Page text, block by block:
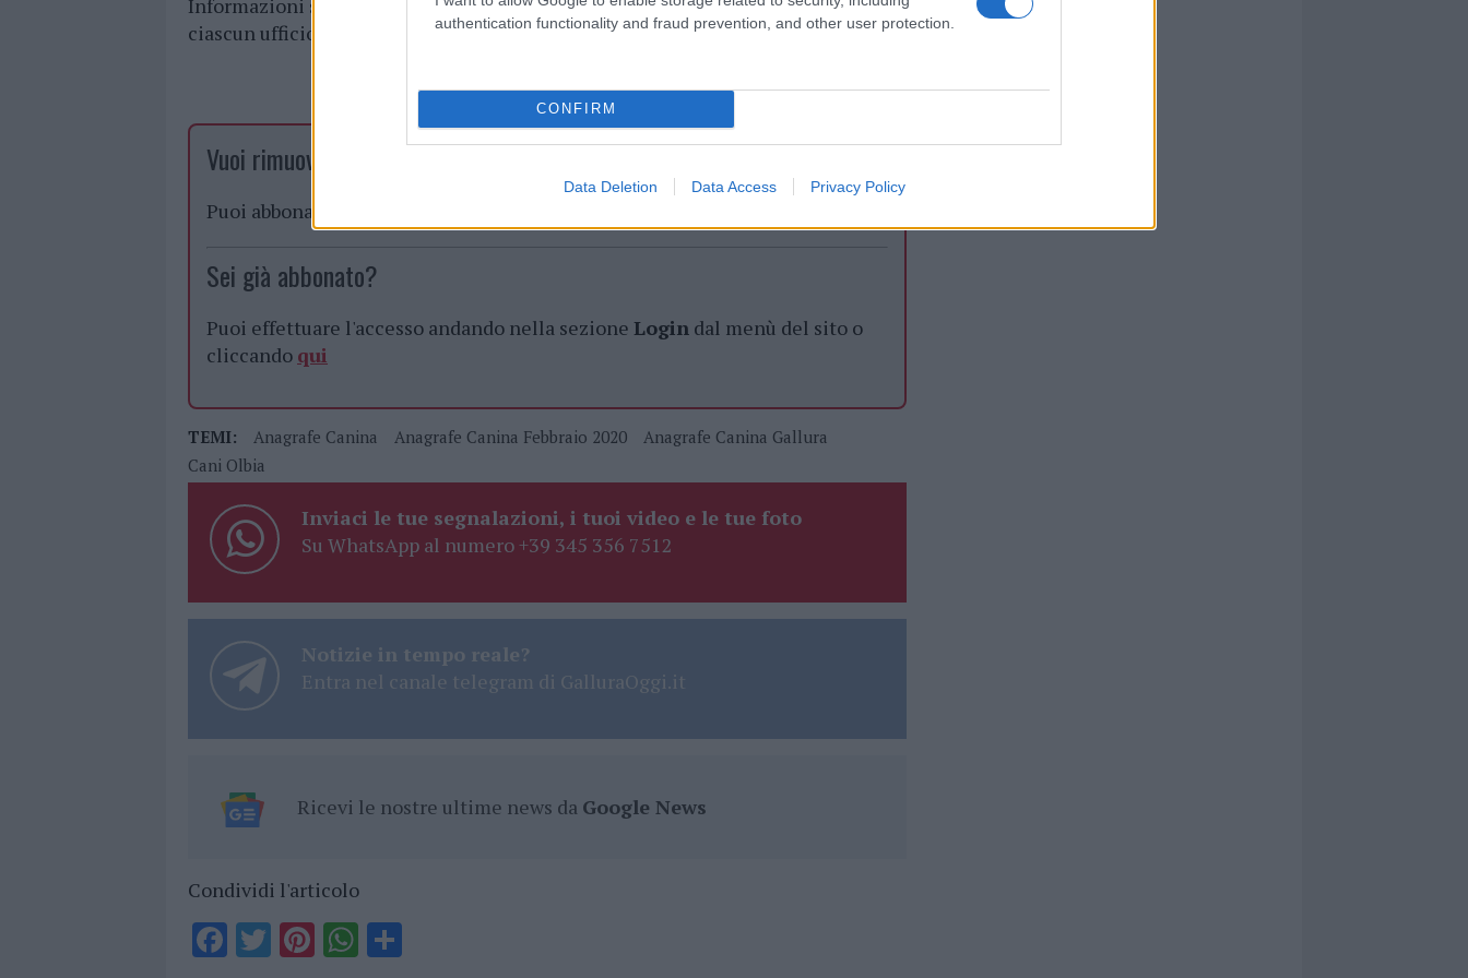
authentication functionality and fraud prevention, and other user protection.
CONFIRM
Data Deletion Data Access Privacy Policy
Informazioni sul calendario dell’anagrafe canina possono esser fornite anche da
ciascun ufficio comunale.
Vuoi rimuovere le pubblicità nazionali?
Puoi abbonarti a
Sei già abbonato?
Puoi effettuare l'accesso andando nella sezione Login dal menù del sito o
cliccando qui
TEMI: Anagrafe Canina Anagrafe Canina Febbraio 2020
Anagrafe Canina Gallura
Cani Olbia
Inviaci le tue segnalazioni, i tuoi video e le tue foto
Su WhatsApp al numero +39 345 356 7512
Notizie in tempo reale?
Entra nel canale telegram di GalluraOggi.it
Ricevi le nostre ultime news da Google News
Condividi l'articolo
F T Pi W